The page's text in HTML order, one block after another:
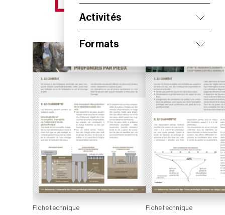
Activités
Formats
NOS NOUVEAUTÉS
Fiche technique Fiche technique